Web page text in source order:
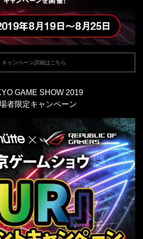
キャンペーン詳細はこちら
GAME SHOW 2019
者限定キャンペーン